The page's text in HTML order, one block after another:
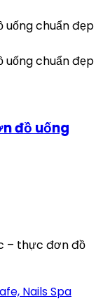
đồ uống
– thực đơn đồ
Nails Spa